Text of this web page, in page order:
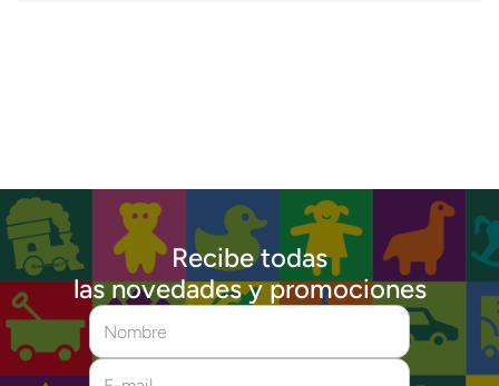
Recibe todas
las novedades y promociones